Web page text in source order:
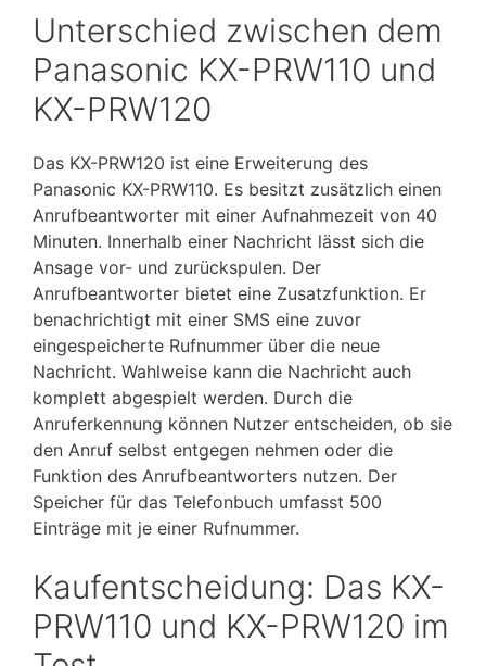
Unterschied zwischen dem
Panasonic KX-PRW110 und
KX-PRW120
Das KX-PRW120 ist eine Erweiterung des
Panasonic KX-PRW110. Es besitzt zusätzlich einen
Anrufbeantworter mit einer Aufnahmezeit von 40
Minuten. Innerhalb einer Nachricht lässt sich die
Ansage vor- und zurückspulen. Der
Anrufbeantworter bietet eine Zusatzfunktion. Er
benachrichtigt mit einer SMS eine zuvor
eingespeicherte Rufnummer über die neue
Nachricht. Wahlweise kann die Nachricht auch
komplett abgespielt werden. Durch die
Anruferkennung können Nutzer entscheiden, ob sie
den Anruf selbst entgegen nehmen oder die
Funktion des Anrufbeantworters nutzen. Der
Speicher für das Telefonbuch umfasst 500
Einträge mit je einer Rufnummer.
Kaufentscheidung: Das KX-
PRW110 und KX-PRW120 im